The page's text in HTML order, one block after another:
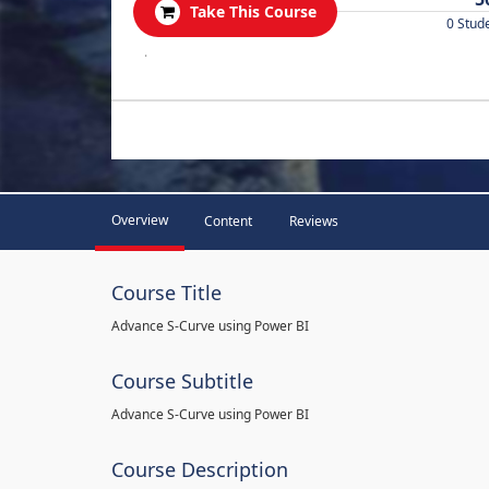
Take This Course
0
.
Overview Content Reviews
Course Title
Advance S-Curve using Power BI
Course Subtitle
Advance S-Curve using Power BI
Course Description